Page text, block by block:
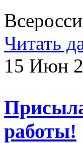
Читать
15 Июн
работы!